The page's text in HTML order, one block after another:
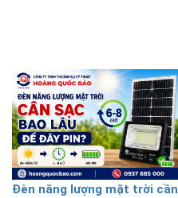
Đèn năng lượng mặt trời cần